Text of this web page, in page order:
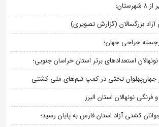
بزرگسالان (گزارش تصویری)
جراحی جهان؛
استعدادهای برتر استان خراسان جنوبی؛
جهان‌پهلوان تختی در کمپ تیم‌های ملی کشتی
نونهالان استان البرز
کشتی آزاد استان فارس به پایان رسید؛